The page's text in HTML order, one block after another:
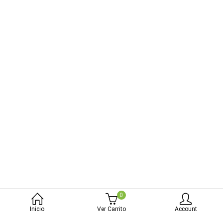
Inicio
0
Ver Carrito
Account